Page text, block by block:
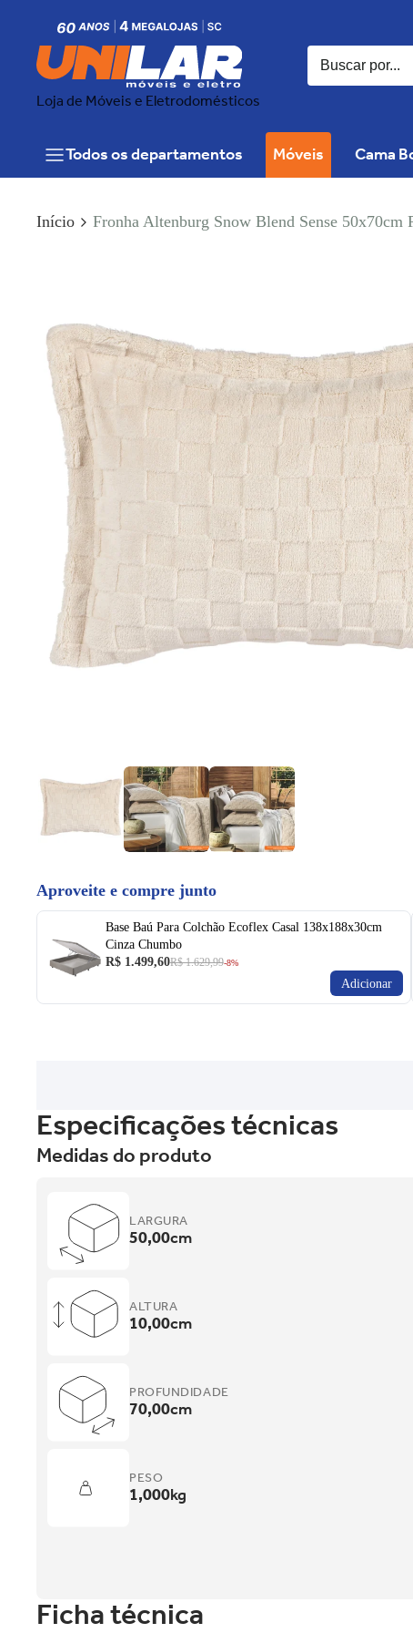
Loja de Móveis e Eletrodomésticos
Todos os departamentos Móveis Cama
Início Fronha Altenburg Snow Blend Sense 50x70cm
Aproveite e compre junto
Base Baú Para Colchão Ecoflex Casal 138x188x30cm
Cinza Chumbo
R$ 1.499,60R$ 1.629,99-8%
Adicionar
Especificações técnicas
Medidas do produto
LARGURA
50,00cm
ALTURA
10,00cm
PROFUNDIDADE
70,00cm
PESO
1,000kg
Ficha técnica